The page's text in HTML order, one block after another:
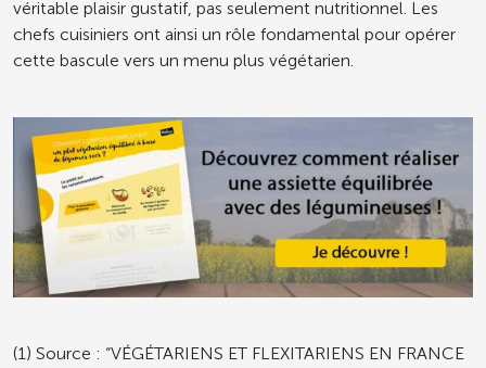
véritable plaisir gustatif, pas seulement nutritionnel. Les
chefs cuisiniers ont ainsi un rôle fondamental pour opérer
cette bascule vers un menu plus végétarien.
(1) Source : “VÉGÉTARIENS ET FLEXITARIENS EN FRANCE